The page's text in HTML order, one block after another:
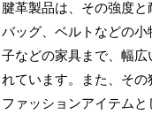
腱革製品は、その強度と
バッグ、ベルトなどの
子などの家具まで、幅広
れています。また、その
ファッションアイテムと